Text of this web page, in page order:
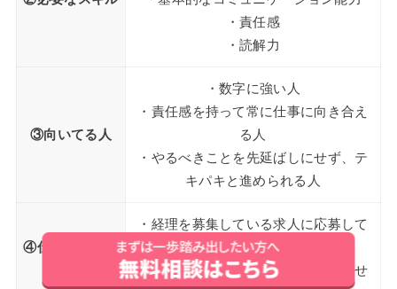
・責任感
・読解力
③向いてる人
・数字に強い人
・責任感を持って常に仕事に向き合え
る人
・やるべきことを先延ばしにせず、テ
キパキと進められる人
④仕事に就くた
・経理を募集している求人に応募して
就職する
・社内異動で経理を希望し、異動させ